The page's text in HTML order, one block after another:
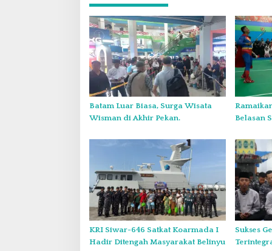
s
i
p
o
s
Batam Luar Biasa, Surga Wisata
Wisman di Akhir Pekan.
Belasan
KRI Siwar-646 Satkat Koarmada I
Hadir Ditengah Masyarakat Belinyu
Sukses